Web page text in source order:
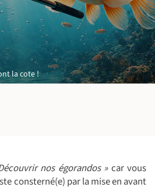
la cote !
nos égorandos »car vous
consterné(e) par la mise en avant